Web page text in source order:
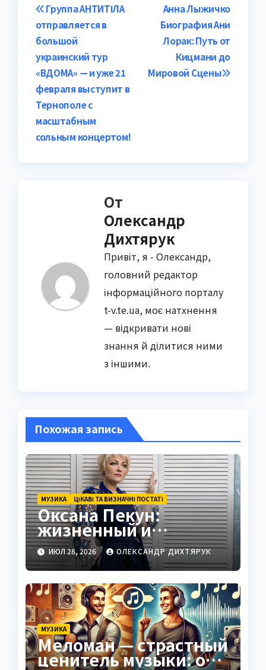
Навигация
по
записям
Анна Лыжичко
Биография Ани
Лорак: Путь от
Кицмани до
Мировой Сцены
Группа АНТИТІЛА
отправляется в
большой
украинский тур
«ВДОМА» — и уже 21
февраля выступит в
Тернополе с
масштабным
сольным концертом!
От
Олександр
Дихтярук
Привіт, я - Олександр,
головний редактор
інформаційного порталу
t-v.te.ua, моє натхнення
— відкривати нові
знання й ділитися ними
з іншими.
Похожая запись
МУЗИКА ЦІКАВІ ТА ВИЗНАЧНІ ПОСТАТІ
Оксана Пекун:
жизненный и
творческий путь
ИЮЛ 28, 2026 ОЛЕКСАНДР ДИХТЯРУК
МУЗИКА
Меломан — страстный
ценитель музыки: от